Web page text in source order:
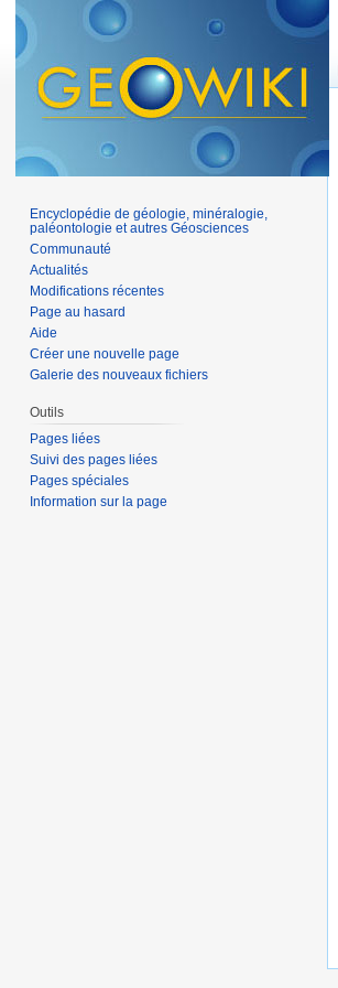
Encyclopédie de géologie, minéralogie,
paléontologie et autres Géosciences
Communauté
Actualités
Modifications récentes
Page au hasard
Aide
Créer une nouvelle page
Galerie des nouveaux fichiers
Outils
Pages liées
Suivi des pages liées
Pages spéciales
Information sur la page